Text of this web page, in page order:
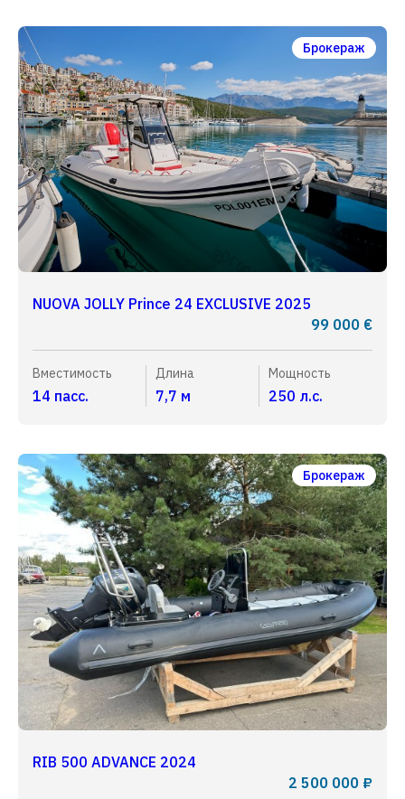
Брокераж
NUOVA JOLLY Prince 24 EXCLUSIVE 2025
99 000 €
Вместимость
14 пасс.
Длина
7,7 м
Мощность
250 л.с.
Брокераж
RIB 500 ADVANCE 2024
2 500 000 ₽